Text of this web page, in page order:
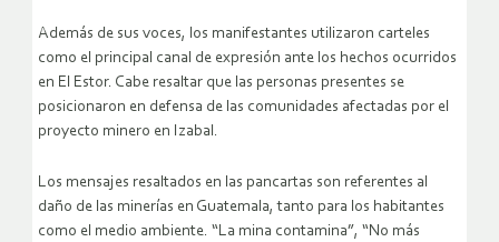
Además de sus voces, los manifestantes utilizaron carteles
como el principal canal de expresión ante los hechos ocurridos
en El Estor. Cabe resaltar que las personas presentes se
posicionaron en defensa de las comunidades afectadas por el
proyecto minero en Izabal.
Los mensajes resaltados en las pancartas son referentes al
daño de las minerías en Guatemala, tanto para los habitantes
como el medio ambiente. “La mina contamina”, “No más